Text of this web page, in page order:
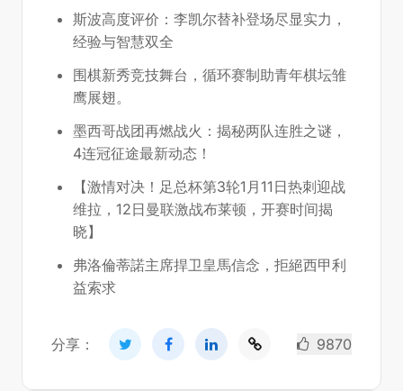
斯波高度评价：李凯尔替补登场尽显实力，
经验与智慧双全
围棋新秀竞技舞台，循环赛制助青年棋坛雏
鹰展翅。
墨西哥战团再燃战火：揭秘两队连胜之谜，
4连冠征途最新动态！
【激情对决！足总杯第3轮1月11日热刺迎战
维拉，12日曼联激战布莱顿，开赛时间揭
晓】
弗洛倫蒂諾主席捍卫皇馬信念，拒絕西甲利
益索求
分享： 9870